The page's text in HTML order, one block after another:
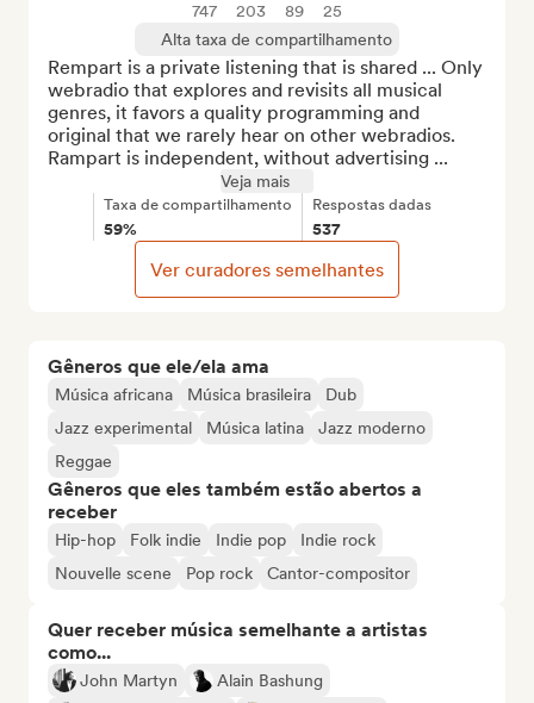
Gêneros que ele/ela ama
Música africana Música brasileira
Dub
Jazz experimental
Música latina
Jazz moderno
Reggae
Gêneros que eles também estão abertos a
receber
Hip-hop Folk indie Indie pop
Indie rock
Nouvelle scene
Pop rock Cantor-compositor
Quer receber música semelhante a artistas
como...
John Martyn
Alain Bashung
747 203 89
25
Alta taxa de compartilhamento
Rempart is a private listening that is shared ... Only
webradio that explores and revisits all musical
genres, it favors a quality programming and
original that we rarely hear on other webradios.
Rampart is independent, without advertising ...
Veja mais
Taxa de compartilhamento
59%
Respostas dadas
537
Ver curadores semelhantes